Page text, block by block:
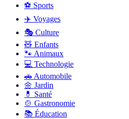
⚽️ Sports
✈️ Voyages
🎭 Culture
🧸 Enfants
🐾 Animaux
💻 Technologie
🚗 Automobile
🌼 Jardin
💊
Santé
🍲 Gastronomie
📚 Éducation